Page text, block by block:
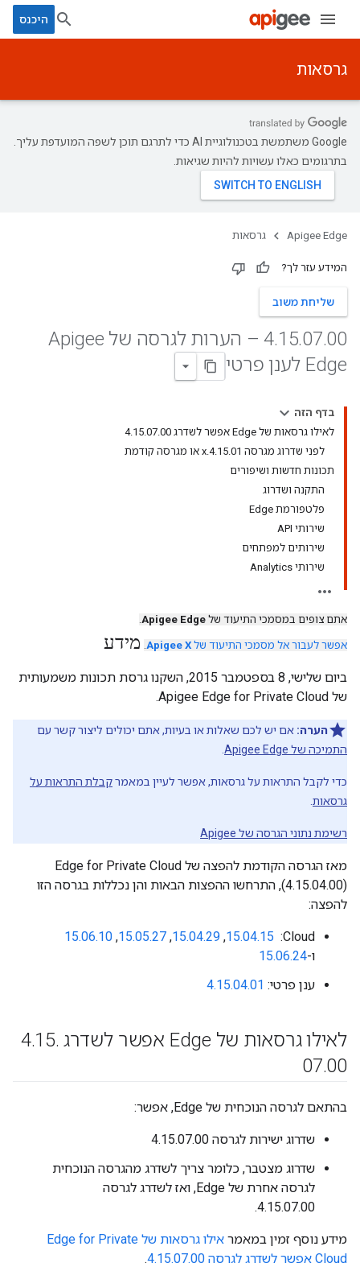
היכנס
גרסאות
‫Google משתמשת בטכנולוגיית AI כדי לתרגם תוכן לשפה המועדפת עליך.
בתרגומים כאלו עשויות להיות שגיאות.
Apigee Edge גרסאות
המידע עזר לך?
שליחת משוב
4.15.07.
00 – הערות לגרסה של Apigee
Edge לענן פרטי
בדף הזה
לאילו גרסאות של Edge אפשר לשדרג ‫4.15.07.00
לפני שדרוג מגרסה 4.15.01.x או מגרסה קודמת
תכונות חדשות ושיפורים
התקנה ושדרוג
פלטפורמת Edge
שירותי API
שירותים למפתחים
שירותי Analytics
אתם צופים במסמכי התיעוד של Apigee Edge
.
אפשר לעבור אל מסמכי התיעוד של Apigee X
. מידע
ביום שלישי, 8 בספטמבר 2015, השקנו גרסת תכונות משמעותית
של Apigee Edge for Private Cloud.
הערה: אם יש לכם שאלות או בעיות, אתם יכולים ליצור קשר עם
התמיכה של Apigee Edge
כדי לקבל התראות על גרסאות, אפשר לעיין במאמרקבלת התראות על
גרסאות
רשימת נתוני הגרסה של Apigee
מאז הגרסה הקודמת להפצה של Edge for Private Cloud
(4.15.04.00), התרחשו ההפצות הבאות והן נכללות בגרסה הזו
להפצה:
‫Cloud: ‏
15.04.15
,
15.04.29
,‏
15.05.27
,‏
15.06.10
ו-15.06.24
ענן פרטי: 4.15.04.01
לאילו גרסאות של Edge אפשר לשדרג ‫4 .15.
07.00
בהתאם לגרסה הנוכחית של Edge, אפשר:
שדרוג ישירות לגרסה 4.15.07.00
שדרוג מצטבר, כלומר צריך לשדרג מהגרסה הנוכחית
לגרסה אחרת של Edge, ואז לשדרג לגרסה
4.15.07.00.
מידע נוסף זמין במאמר
אילו גרסאות של Edge for Private
Cloud אפשר לשדרג לגרסה 4.15.07.00
.